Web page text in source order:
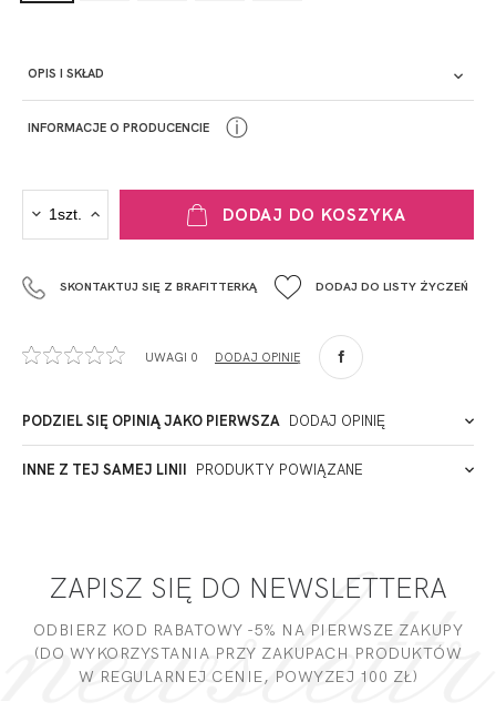
OPIS I SKŁAD
INFORMACJE O PRODUCENCIE
Fashiontex Group Sp.z o.o. Spółka komandytowa
+48 42 719 43 15
90-057
Polska
ADRES PUNKTU KONTAKTOWEGO
ⓘ
DODAJ DO KOSZYKA
SKONTAKTUJ SIĘ Z BRAFITTERKĄ DODAJ DO LISTY ŻYCZEŃ
UWAGI 0 DODAJ OPINIĘ
PODZIEL SIĘ OPINIĄ JAKO PIERWSZA DODAJ OPINIĘ
Miałeś już kontakt z naszym produktem? Zostaw opinię
INNE Z TEJ SAMEJ LINII PRODUKTY POWIĄZANE
ZAPISZ SIĘ DO NEWSLETTERA
ODBIERZ KOD RABATOWY -5% NA PIERWSZE ZAKUPY
(DO WYKORZYSTANIA PRZY ZAKUPACH PRODUKTÓW
W REGULARNEJ CENIE, POWYZEJ 100 ZŁ)